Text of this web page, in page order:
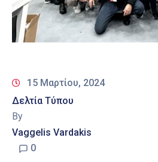
15 Μαρτίου, 2024
Δελτία Τύπου
By
Vaggelis Vardakis
0